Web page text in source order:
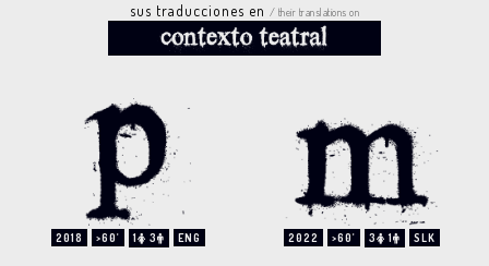
sus traducciones en / their translations on
2018 >60' 1 3 ENG 2022 >60' 3 1 SLK